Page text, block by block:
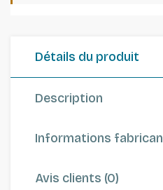
Détails du produit
Description
Informations
Avis clients (0)